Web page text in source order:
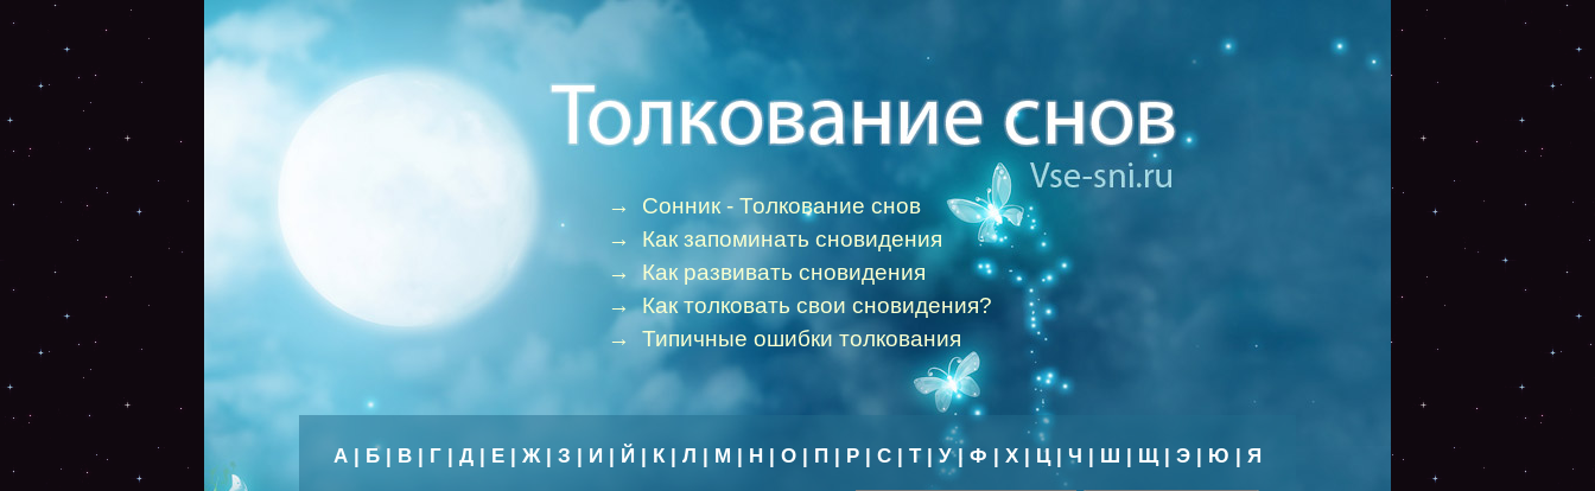
→ Сонник - Толкование снов
→ Как запоминать сновидения
→ Как развивать сновидения
→Как толковать свои сновидения?
→ Типичные ошибки толкования
А | Б| В | Г | Д | Е | Ж| З | И | Й | К| Л | М | Н | О | П | Р | С | Т|У| Ф | Х | Ц| Ч | Ш | Щ| Э | Ю | Я